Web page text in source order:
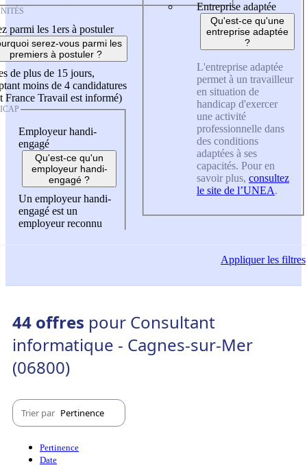
parmi les 1ers à postuler
serez-vous parmi les
premiers à postuler ?
de plus de 15 jours,
moins de 4 candidatures
France Travail est informé)
Employeur handi-
engagé
Qu'est-ce qu'un
employeur handi-
engagé ?
Un employeur handi-
engagé est un
employeur reconnu
Entreprise adaptée
Qu'est-ce qu'une
entreprise adaptée
?
L'entreprise adaptée
permet à un travailleur
en situation de
handicap d'exercer
une activité
professionnelle dans
des conditions
adaptées à ses
capacités. Pour en
savoir plus, consultez
le site de l’UNEA.
Appliquerles filtres
44 offres pour Consultant
informatique - Cagnes-sur-Mer
(06800)
Trier par Pertinence
Pertinence
Date